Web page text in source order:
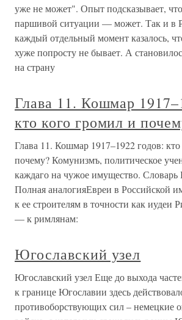
уже не может". Опыт подсказывает,
паршивой ситуации — может. Так и в
каждый отдельный момент казалось,
хуже попросту не бывает. А
на страну
Глава 11. Кошмар
кто кого громил и
Глава 11. Кошмар 1917–1922 годов:
почему? Комунизмъ, политическое
каждаго на чужое имущество. Словарь
Полная аналогияЕвреи в Российской
к ее строителям в точности как иудеи
— к римлянам:
Югославский узел
Югославский узел Еще до выхода
к границе Югославии здесь
противоборствующих сил – немецкие